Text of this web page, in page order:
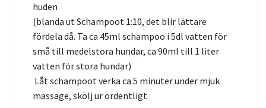
huden
(blanda ut Schampoot 1:10, det blir lättare
fördela då. Ta ca 45ml schampoo i 5dl vatten för
små till medelstora hundar, ca 90ml till 1 liter
vatten för stora hundar)
Låt schampoot verka ca 5 minuter under mjuk
massage, skölj ur ordentligt